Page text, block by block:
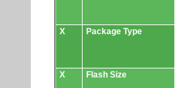
X Package Type
X Flash Size